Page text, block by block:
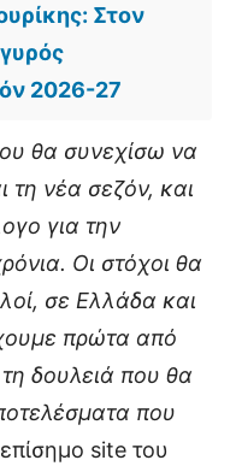
Στον
2026-27
θα συνεχίσω να
τη νέα σεζόν, και
για την
Οι στόχοι θα
σε Ελλάδα και
πρώτα από
δουλειά που θα
που
site του